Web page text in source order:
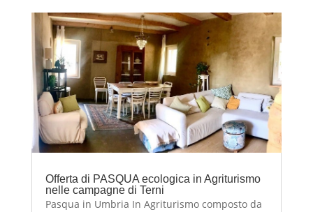
Offerta di PASQUA ecologica in Agriturismo
nelle campagne di Terni
Pasqua in Umbria In Agriturismo composto da